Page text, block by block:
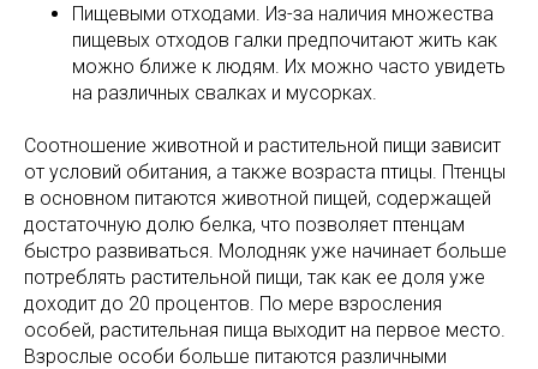
Пищевыми отходами. Из-за наличия множества
пищевых отходов галки предпочитают жить как
можно ближе к людям. Их можно часто увидеть
на различных свалках и мусорках.
Соотношение животной и растительной пищи зависит
от условий обитания, а также возраста птицы. Птенцы
в основном питаются животной пищей, содержащей
достаточную долю белка, что позволяет птенцам
быстро развиваться. Молодняк уже начинает больше
потреблять растительной пищи, так как ее доля уже
доходит до 20 процентов. По мере взросления
особей, растительная пища выходит на первое место.
Взрослые особи больше питаются различными